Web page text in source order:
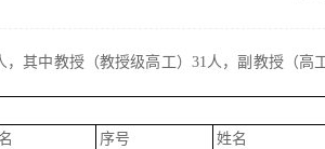
，其中教授（教授级高工）31人，副教授（
序号 姓名